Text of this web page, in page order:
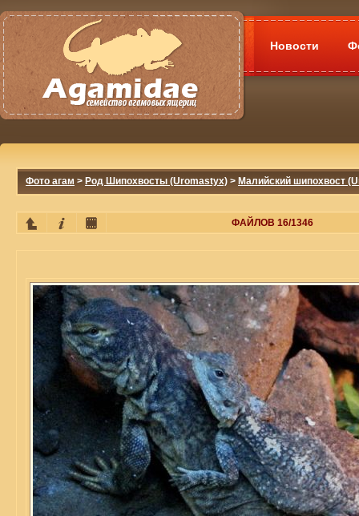
Новости
Фото агам > Род Шипохвосты (Uromastyx) > Малийский шипохвост
ФАЙЛОВ 16/1346